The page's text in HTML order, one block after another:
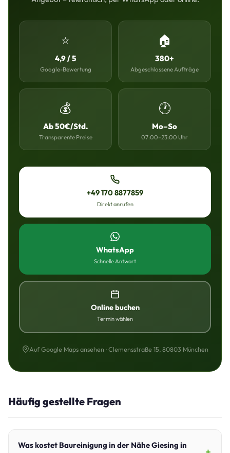
⭐
4,9 / 5
Google-Bewertung
🏠
380+
Abgeschlossene Aufträge
💰
Ab 50€/Std.
Transparente Preise
🕐
Mo–So
07:00–23:00 Uhr
+49 170 8877859
Direkt anrufen
WhatsApp
Schnelle Antwort
Online buchen
Termin wählen
Auf Google Maps ansehen · Clemensstraße 15, 80803 München
Häufig gestellte Fragen
Was kostet Baureinigung in der Nähe Giesing in